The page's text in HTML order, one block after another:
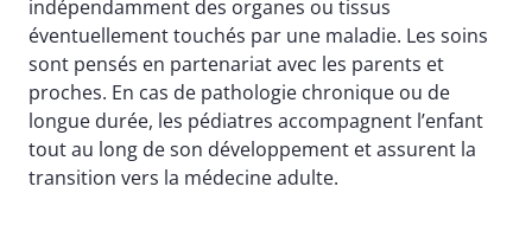
indépendamment des organes ou tissus
éventuellement touchés par une maladie. Les soins
sont pensés en partenariat avec les parents et
proches. En cas de pathologie chronique ou de
longue durée, les pédiatres accompagnent l’enfant
tout au long de son développement et assurent la
transition vers la médecine adulte.